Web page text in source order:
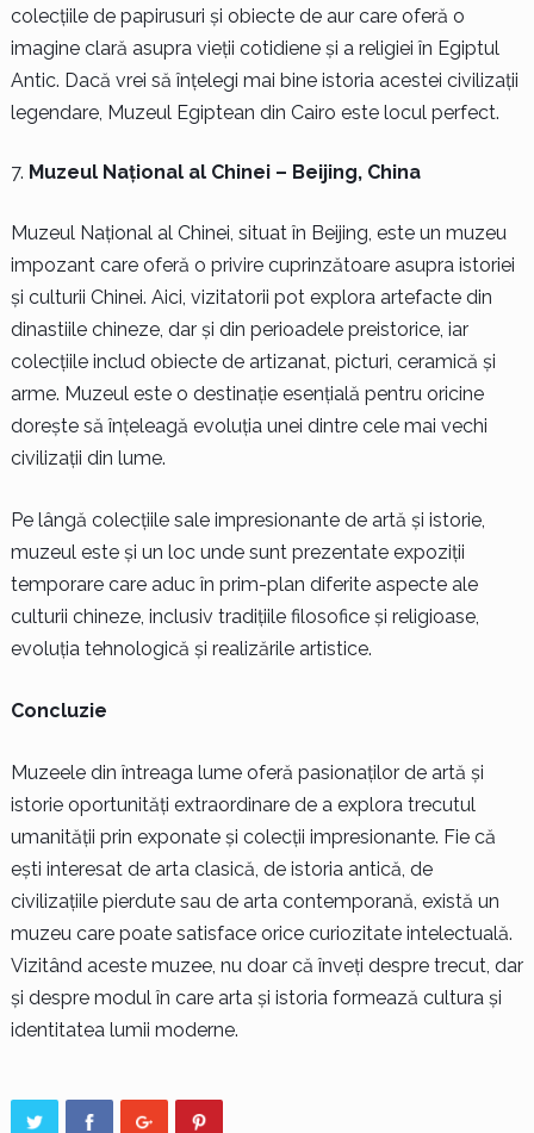
colecțiile de papirusuri și obiecte de aur care oferă o
imagine clară asupra vieții cotidiene și a religiei în Egiptul
Antic. Dacă vrei să înțelegi mai bine istoria acestei civilizații
legendare, Muzeul Egiptean din Cairo este locul perfect.
Muzeul Național al Chinei – Beijing, China
Muzeul Național al Chinei, situat în Beijing, este un muzeu
impozant care oferă o privire cuprinzătoare asupra istoriei
și culturii Chinei. Aici, vizitatorii pot explora artefacte din
dinastiile chineze, dar și din perioadele preistorice, iar
colecțiile includ obiecte de artizanat, picturi, ceramică și
arme. Muzeul este o destinație esențială pentru oricine
dorește să înțeleagă evoluția unei dintre cele mai vechi
civilizații din lume.
Pe lângă colecțiile sale impresionante de artă și istorie,
muzeul este și un loc unde sunt prezentate expoziții
temporare care aduc în prim-plan diferite aspecte ale
culturii chineze, inclusiv tradițiile filosofice și religioase,
evoluția tehnologică și realizările artistice.
Concluzie
Muzeele din întreaga lume oferă pasionaților de artă și
istorie oportunități extraordinare de a explora trecutul
umanității prin exponate și colecții impresionante. Fie că
ești interesat de arta clasică, de istoria antică, de
civilizațiile pierdute sau de arta contemporană, există un
muzeu care poate satisface orice curiozitate intelectuală.
Vizitând aceste muzee, nu doar că înveți despre trecut, dar
și despre modul în care arta și istoria formează cultura și
identitatea lumii moderne.